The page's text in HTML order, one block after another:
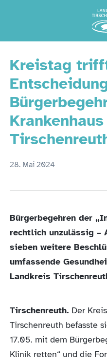
Kreistag
Krankenhaus
28. Mai 2024
Bürgerbegehren der
rechtlich unzulässig –
sieben weitere
umfassende
Landkreis
Tirschenreuth. Der
Tirschenreuth befasste
17.05. mit dem
Klinik retten“ und die